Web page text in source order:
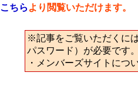
こちら より閲覧いただけます。
※記事をご覧いただくに
パスワード）が必要です
・メンバーズサイトにつ